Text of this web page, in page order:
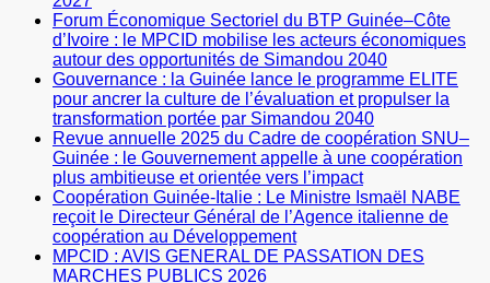
Forum Économique Sectoriel du BTP Guinée–Côte
d’Ivoire : le MPCID mobilise les acteurs économiques
autour des opportunités de Simandou 2040
Gouvernance : la Guinée lance le programme ELITE
pour ancrer la culture de l’évaluation et propulser la
transformation portée par Simandou 2040
Revue annuelle 2025 du Cadre de coopération SNU–
Guinée : le Gouvernement appelle à une coopération
plus ambitieuse et orientée vers l’impact
Coopération Guinée-Italie : Le Ministre Ismaël NABE
reçoit le Directeur Général de l’Agence italienne de
coopération au Développement
MPCID : AVIS GENERAL DE PASSATION DES
MARCHES PUBLICS 2026